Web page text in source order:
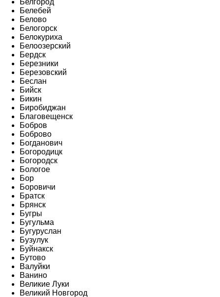
Белгород
Белебей
Белово
Белогорск
Белокуриха
Белоозерский
Бердск
Березники
Березовский
Беслан
Бийск
Бикин
Биробиджан
Благовещенск
Бобров
Боброво
Богданович
Богородицк
Богородск
Бологое
Бор
Боровичи
Братск
Брянск
Бугры
Бугульма
Бугуруслан
Бузулук
Буйнакск
Бутово
Валуйки
Ванино
Великие Луки
Великий Новгород